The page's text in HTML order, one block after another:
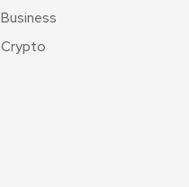
Business
Crypto